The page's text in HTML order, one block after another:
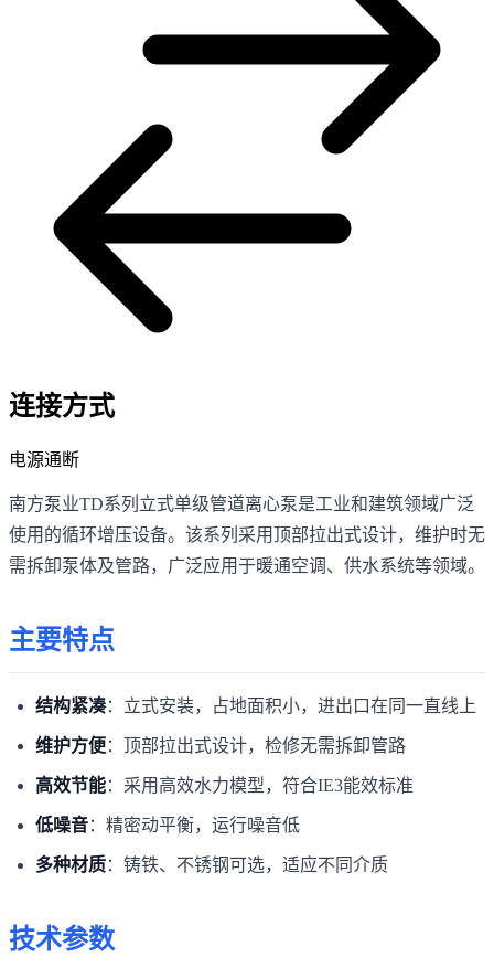
连接方式
电源通断
南方泵业TD系列立式单级管道离心泵是工业和建筑领域广泛
使用的循环增压设备。该系列采用顶部拉出式设计，维护时无
需拆卸泵体及管路，广泛应用于暖通空调、供水系统等领域。
主要特点
结构紧凑：立式安装，占地面积小，进出口在同一直线上
维护方便：顶部拉出式设计，检修无需拆卸管路
高效节能：采用高效水力模型，符合IE3能效标准
低噪音：精密动平衡，运行噪音低
多种材质：铸铁、不锈钢可选，适应不同介质
技术参数